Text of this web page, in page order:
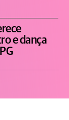
e dança